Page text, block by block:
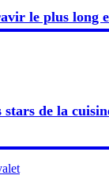
le plus long
stars de la